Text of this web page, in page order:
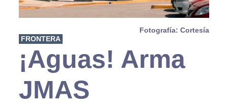
Fotografía: Cortesía
FRONTERA
¡Aguas! Arma
JMAS